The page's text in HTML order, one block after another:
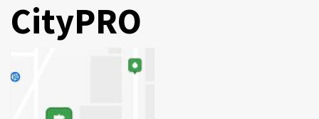
CityPRO